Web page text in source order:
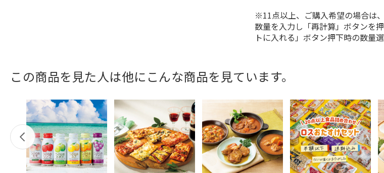
※11点以上、ご購入希望の場合は
数量を入力し「再計算」ボタンを
トに入れる」ボタン押下時の数量
この商品を見た人は他にこんな商品を見ています。